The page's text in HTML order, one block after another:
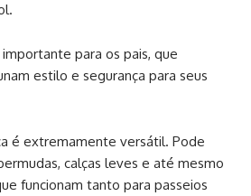
para os pais, que
estilo e segurança para seus
é extremamente versátil. Pode
calças leves e até mesmo
funcionam tanto para passeios